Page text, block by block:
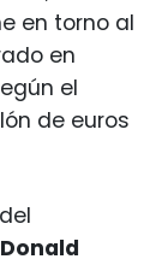
en torno al
en
el
de euros
Donald